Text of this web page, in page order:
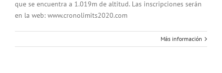
que se encuentra a 1.019m de altitud. Las inscripciones serán
en la web: www.cronolimits2020.com
Más información